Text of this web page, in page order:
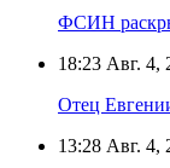
ФСИН
18:23 Авг. 4,
Отец
13:28 Авг. 4,